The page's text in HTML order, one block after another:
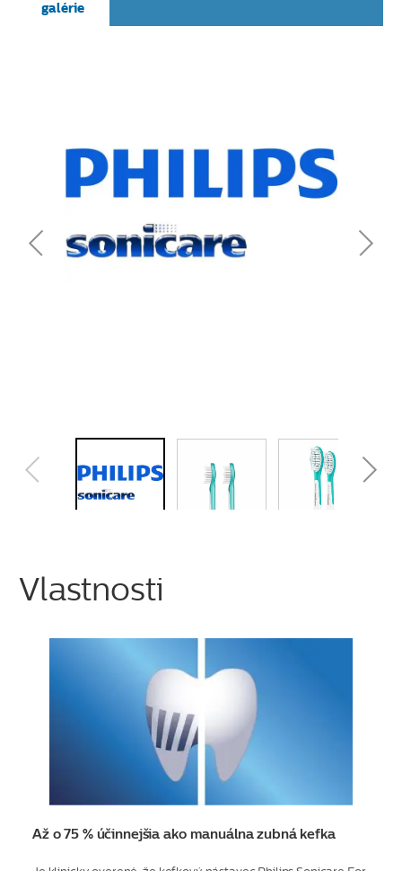
galérie
Vlastnosti
Až o 75 % účinnejšia ako manuálna zubná kefka